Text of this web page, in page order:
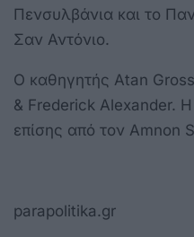
Πενσυλβάνια και το
Σαν Αντόνιο.
Ο καθηγητής Atan
& Frederick Alexander. Η
επίσης από τον Amnon
parapolitika.gr